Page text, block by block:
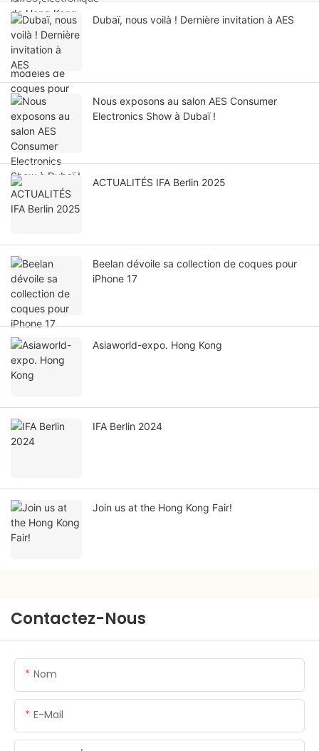
Dubaï, nous voilà ! Dernière invitation à AES
Nous exposons au salon AES Consumer
Electronics Show à Dubaï !
ACTUALITÉS IFA Berlin 2025
Beelan dévoile sa collection de coques pour
iPhone 17
Asiaworld-expo. Hong Kong
IFA Berlin 2024
Join us at the Hong Kong Fair!
Contactez-Nous
Nom
E-Mail